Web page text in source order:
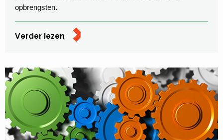
opbrengsten.
Verder lezen